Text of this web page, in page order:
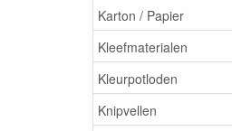
Karton / Papier
Kleefmaterialen
Kleurpotloden
Knipvellen